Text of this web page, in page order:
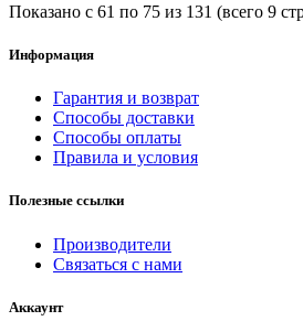
Показано с 61 по 75 из 131 (всего 9
Информация
Гарантия и возврат
Способы доставки
Способы оплаты
Правила и условия
Полезные ссылки
Производители
Связаться с нами
Аккаунт